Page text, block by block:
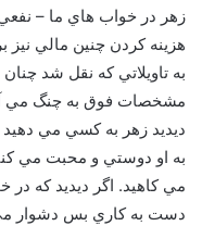
زهر در خواب هاي ما –
هزينه کردن چنين مالي نيز
به تاويلاتي که نقل شد
مشخصات فوق به چنگ مي
ديديد زهر به کسي مي دهيد
به او دوستي و محبت مي
مي کاهيد. اگر ديديد که
دست به کاري بس دشوار